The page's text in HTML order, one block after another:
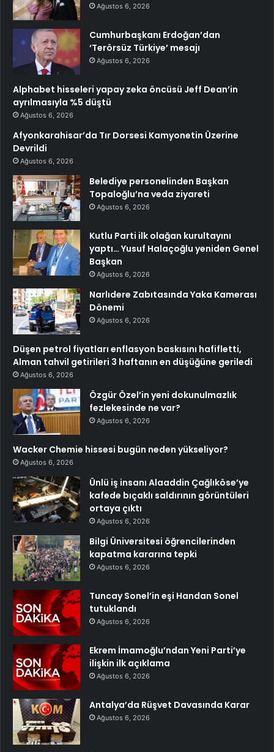
Ağustos 6, 2026
Cumhurbaşkanı Erdoğan’dan
‘Terörsüz Türkiye’ mesajı
Ağustos 6, 2026
Alphabet hisseleri yapay zeka öncüsü Jeff Dean’in
ayrılmasıyla %5 düştü
Ağustos 6, 2026
Afyonkarahisar’da Tır Dorsesi Kamyonetin Üzerine
Devrildi
Ağustos 6, 2026
Belediye personelinden Başkan
Topaloğlu’na veda ziyareti
Ağustos 6, 2026
Kutlu Parti ilk olağan kurultayını
yaptı… Yusuf Halaçoğlu yeniden Genel
Başkan
Ağustos 6, 2026
Narlıdere Zabıtasında Yaka Kamerası
Dönemi
Ağustos 6, 2026
Düşen petrol fiyatları enflasyon baskısını hafifletti,
Alman tahvil getirileri 3 haftanın en düşüğüne geriledi
Ağustos 6, 2026
Özgür Özel’in yeni dokunulmazlık
fezlekesinde ne var?
Ağustos 6, 2026
Wacker Chemie hissesi bugün neden yükseliyor?
Ağustos 6, 2026
Ünlü iş insanı Alaaddin Çağlıköse’ye
kafede bıçaklı saldırının görüntüleri
ortaya çıktı
Ağustos 6, 2026
Bilgi Üniversitesi öğrencilerinden
kapatma kararına tepki
Ağustos 6, 2026
Tuncay Sonel’in eşi Handan Sonel
tutuklandı
Ağustos 6, 2026
Ekrem İmamoğlu’ndan Yeni Parti’ye
ilişkin ilk açıklama
Ağustos 6, 2026
Antalya’da Rüşvet Davasında Karar
Ağustos 6, 2026